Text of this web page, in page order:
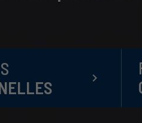
keyboard_arrow_right